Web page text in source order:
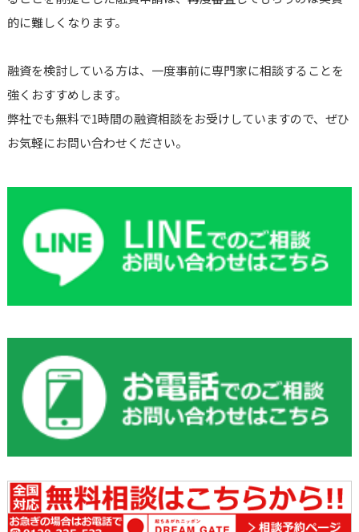
的に難しくなります。
融資を検討している方は、一度事前に専門家に相談することを
強くおすすめします。
弊社でも無料で1時間の融資相談をお受けしていますので、ぜひ
お気軽にお問い合わせください。